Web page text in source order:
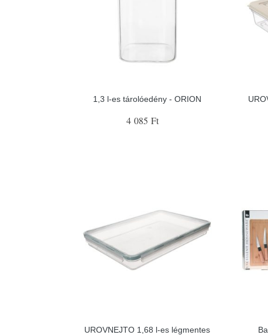
1,3 l-es tárolóedény - ORION
4 085 Ft
UROVNEJTO 1,68 l-es légmentes